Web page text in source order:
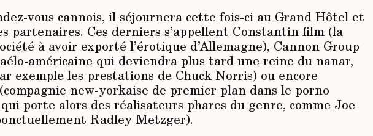
vous cannois, il séjournera cette fois-ci au Grand Hôtel et
partenaires. Ces derniers s’appellent Constantin film (la
à avoir exporté l’érotique d’Allemagne), Cannon Group
américaine qui deviendra plus tard une reine du nanar,
exemple les prestations de Chuck Norris) ou encore
new-yorkaise de premier plan dans le porno
porte alors des réalisateurs phares du genre, comme Joe
Radley Metzger).